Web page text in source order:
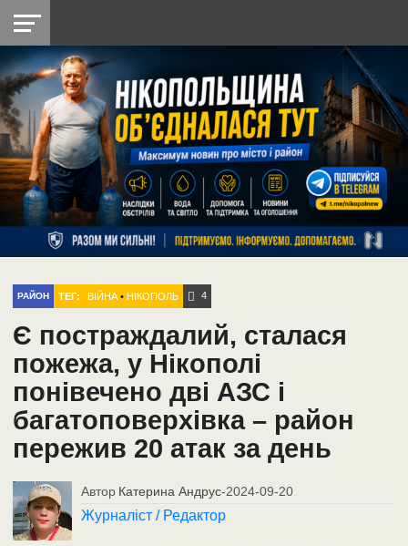
НІКОПОЛЬ
РАЙОН
СІЧЕСЛАВСЬКА
УКРАЇНА
РЕТРО
НІКОПОЛЬ
ЛАЙТ
УКРАЇНА
ДОПОМОГА
РАДІО
РАЙОН ТЕГ: ВІЙНА •НІКОПОЛЬ 4
Є постраждалий, сталася
пожежа, у Нікополі
понівечено дві АЗС і
багатоповерхівка – район
пережив 20 атак за день
Автор Катерина Андрус-2024-09-20
Журналіст / Редактор